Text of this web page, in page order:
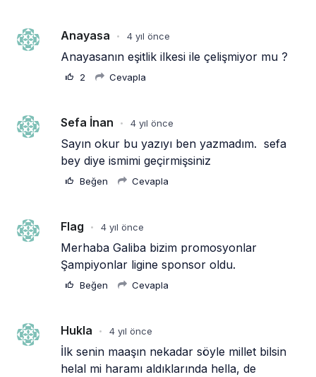
Anayasa • 4 yıl önce
Anayasanın eşitlik ilkesi ile çelişmiyor mu ?
2 Cevapla
Sefa İnan • 4 yıl önce
Sayın okur bu yazıyı ben yazmadım.  sefa
bey diye ismimi geçirmişsiniz
Beğen Cevapla
Flag • 4 yıl önce
Merhaba Galiba bizim promosyonlar
Şampiyonlar ligine sponsor oldu.
Beğen Cevapla
Hukla • 4 yıl önce
İlk senin maaşın nekadar söyle millet bilsin
helal mi haramı aldıklarında hella, de